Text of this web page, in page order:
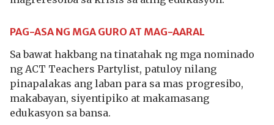
PAG-ASA NG MGA GURO AT MAG-AARAL
Sa bawat hakbang na tinatahak ng mga nominado
ng ACT Teachers Partylist, patuloy nilang
pinapalakas ang laban para sa mas progresibo,
makabayan, siyentipiko at makamasang
edukasyon sa bansa.